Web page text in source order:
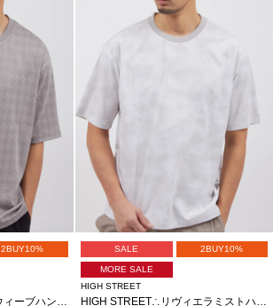
2BUY10% SALE 2BUY10%
MORE SALE
HIGH STREET